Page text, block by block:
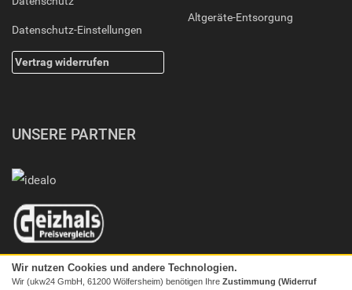
Datenschutz-Einstellungen
Vertrag widerrufen
Altgeräte-Entsorgung
UNSERE PARTNER
Wir nutzen Cookies und andere Technologien.
Wir (ukw24 GmbH, 61200 Wölfersheim) benötigen Ihre Zustimmung (Widerruf